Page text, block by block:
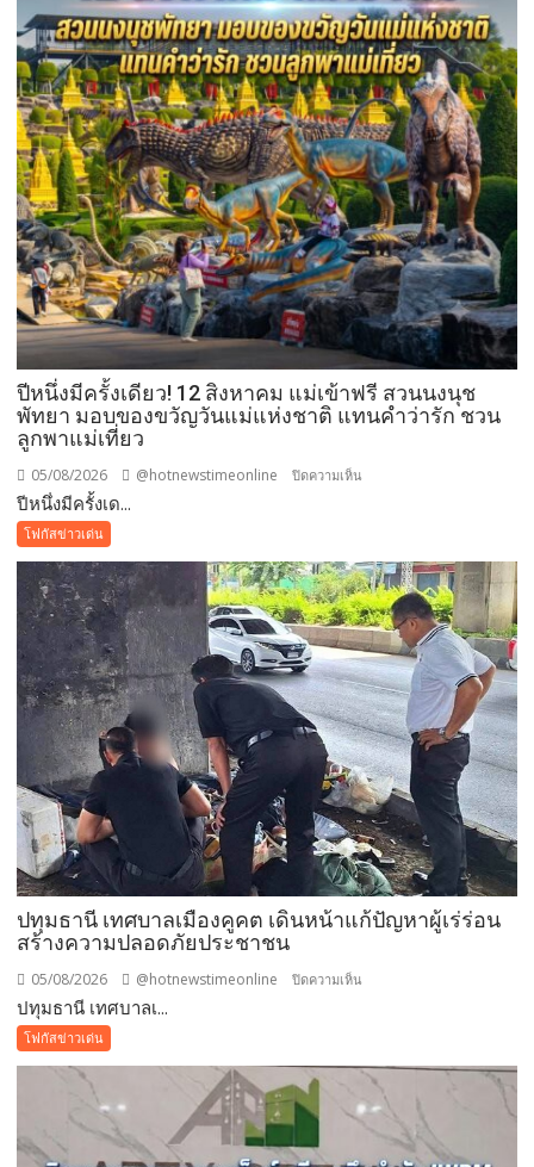
ปีหนึ่งมีครั้งเดียว! 12 สิงหาคม แม่เข้าฟรี สวนนงนุช
พัทยา มอบของขวัญวันแม่แห่งชาติ แทนคำว่ารัก ชวน
ลูกพาแม่เที่ยว
05/08/2026 @hotnewstimeonline ปิดความเห็น
ครั้ง
เดียว!
12
สิงหาคม
แม่
เข้า
ฟรี
สวน
นงนุช
พัทยา
มอบ
ของ
ขวัญ
วัน
ว่า
รัก
ปีหนึ่งมีครั้งเด...
โฟกัสข่าวเด่น
ปทุมธานี เทศบาลเมืองคูคต เดินหน้าแก้ปัญหาผู้เร่ร่อน
สร้างความปลอดภัยประชาชน
05/08/2026 @hotnewstimeonline ปิดความเห็น
คูคต
เดิน
แก้
ปทุมธานี เทศบาลเ...
โฟกัสข่าวเด่น